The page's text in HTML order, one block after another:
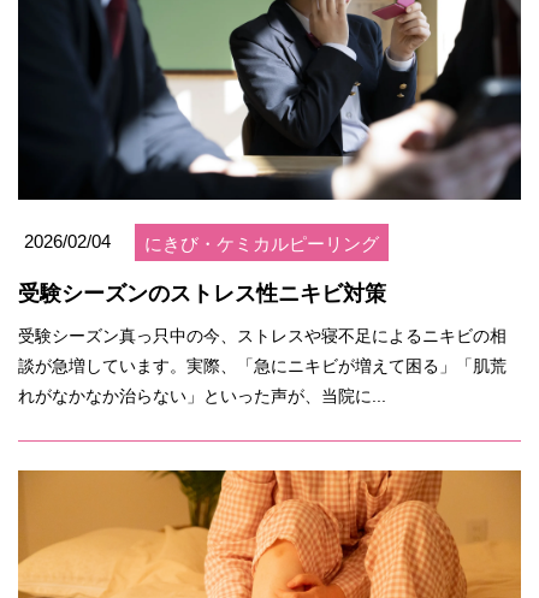
2026/02/04 にきび・ケミカルピーリング
受験シーズンのストレス性ニキビ対策
受験シーズン真っ只中の今、ストレスや寝不足によるニキビの相
談が急増しています。実際、「急にニキビが増えて困る」「肌荒
れがなかなか治らない」といった声が、当院に...